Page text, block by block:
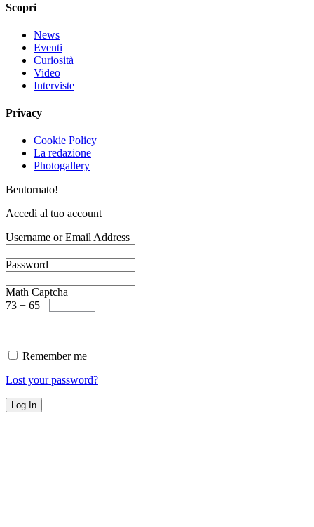
Scopri
News
Eventi
Curiosità
Video
Interviste
Privacy
Cookie Policy
La redazione
Photogallery
Bentornato!
Accedi al tuo account
Username or Email Address
Password
Math Captcha
73 − 65 =
Remember me
Lost your password?